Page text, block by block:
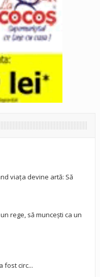
viața devine artă: Să
rege, să muncești ca un
fost circ...